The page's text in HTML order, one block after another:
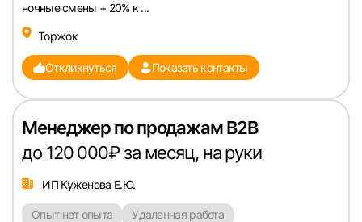
Вход по коду Регистрация Забыли
ночные смены + 20% к ...
Торжок
Откликнуться Показать контакты
Менеджер по продажам B2B
до 120 000₽ за месяц, на руки
ИП Куженова Е.Ю.
Опыт нет опыта
Удаленная работа